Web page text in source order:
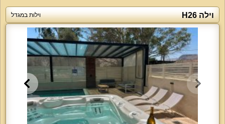
וילה H26 וילות במגדל